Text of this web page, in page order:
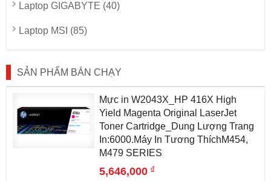
Laptop GIGABYTE (40)
Laptop MSI (85)
SẢN PHẨM BÁN CHẠY
Mực in W2043X_HP 416X High
Yield Magenta Original LaserJet
Toner Cartridge_Dung Lượng Trang
In:6000.Máy In Tương ThíchM454,
M479 SERIES
5,646,000đ